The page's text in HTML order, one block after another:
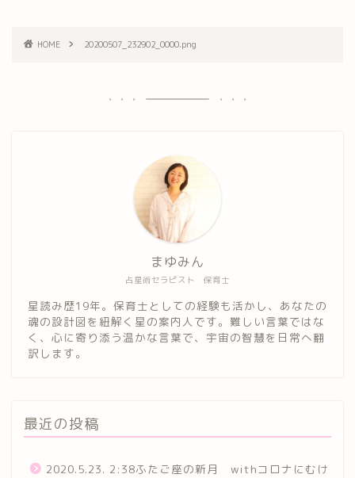
HOME 20200507_232902_0000.png
占星術セラピスト 保育士
まゆみん
星読み歴19年。保育士としての経験も活かし、あなたの
魂の設計図を紐解く星の案内人です。難しい言葉ではな
く、心に寄り添う温かな言葉で、宇宙の智慧を日常へ翻
訳します。
最近の投稿
2020.5.23. 2:38ふたご座の新月 withコロナにむけ